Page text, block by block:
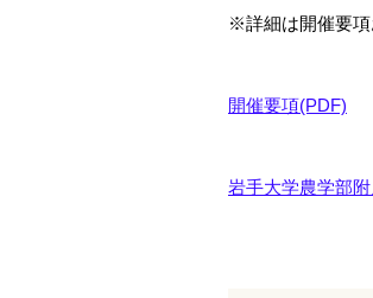
※詳細は開催要項
開催要項(PDF)
岩手大学農学部